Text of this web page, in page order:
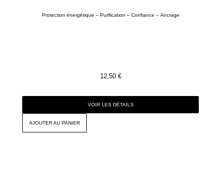
Protection énergétique – Purification – Confiance – Ancrage
12,50 €
VOIR LES DÉTAILS
AJOUTER AU PANIER